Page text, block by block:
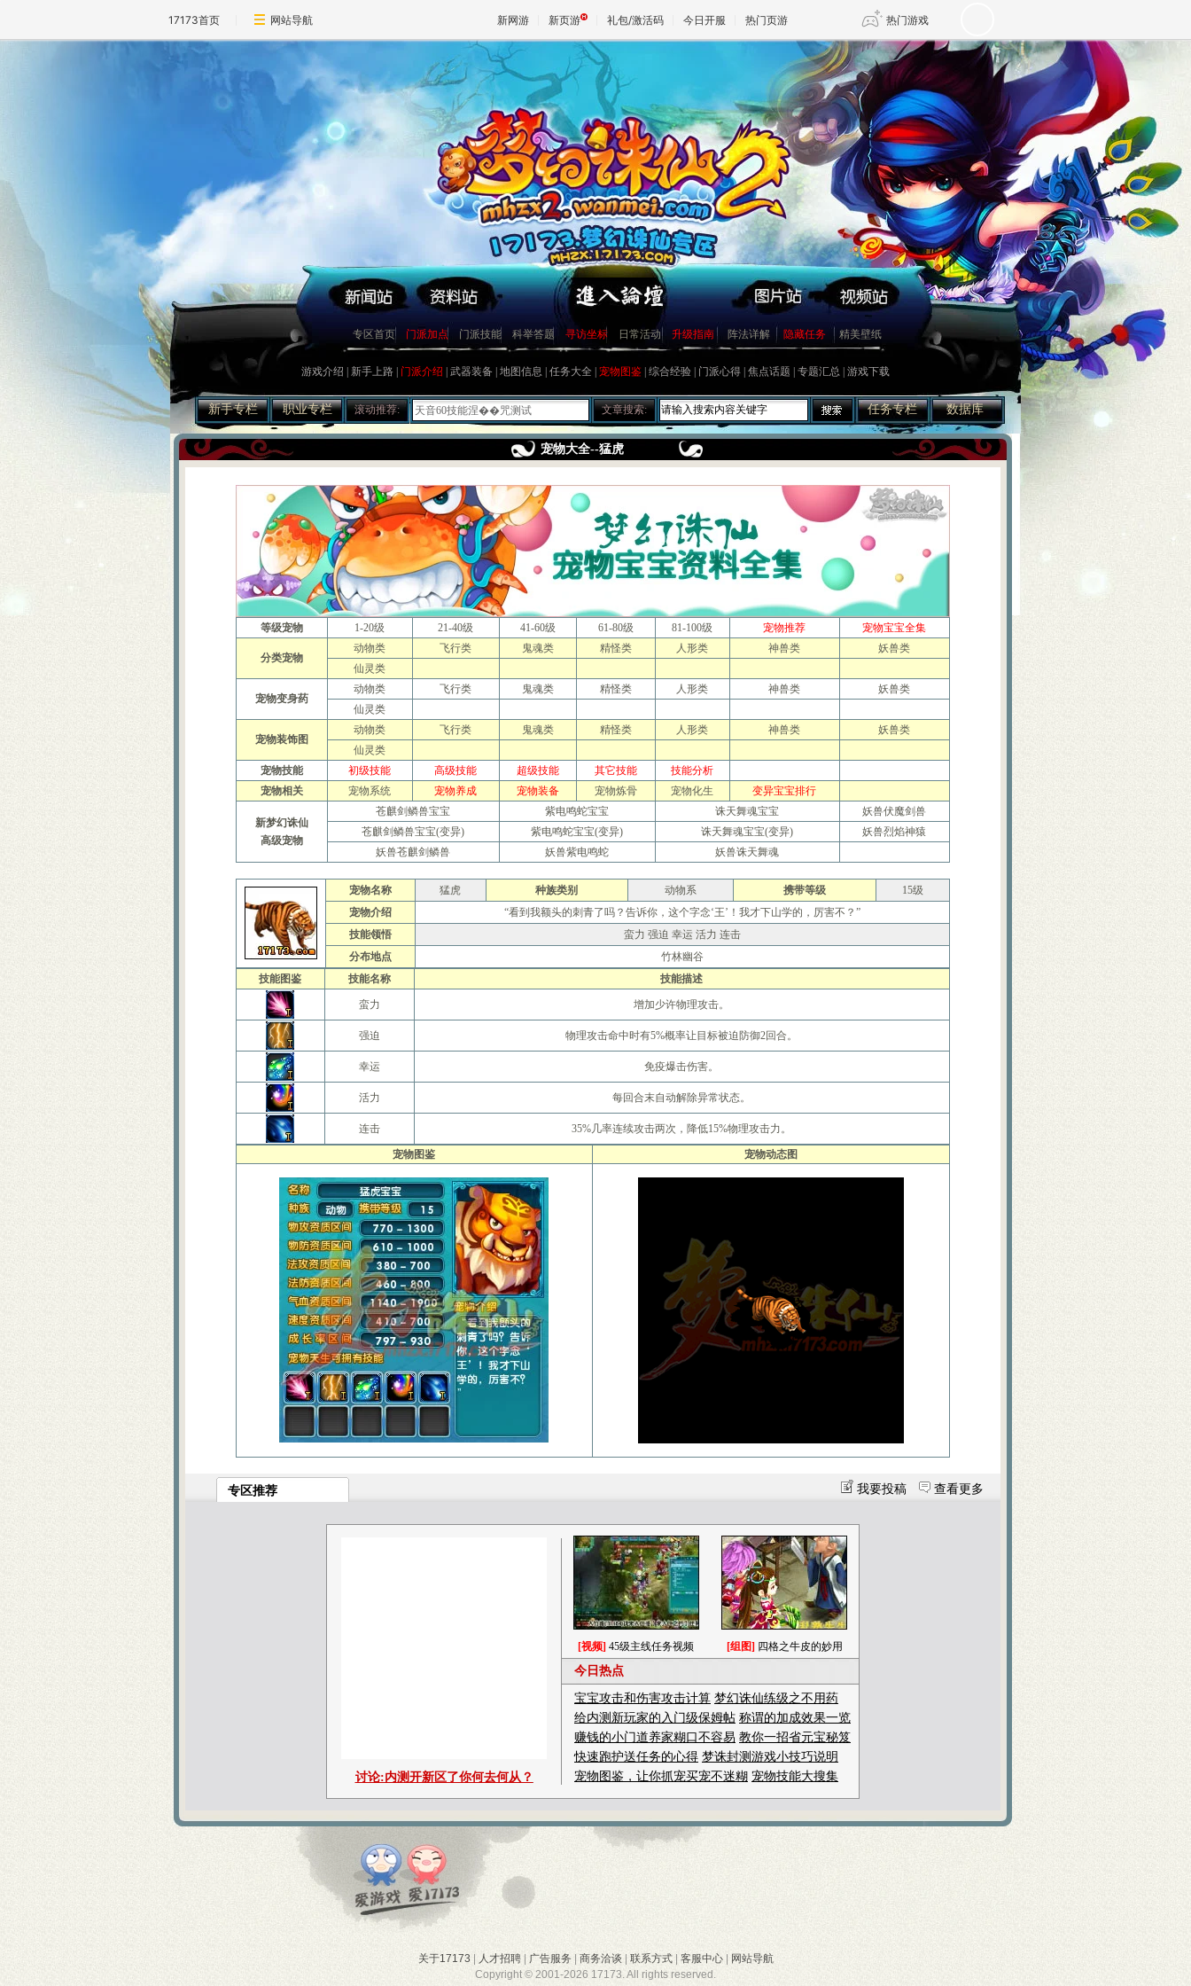
17173首页 网站导航 新网游 新页游 礼包/激活码 今日开服 热门页游 热门游戏
魔兽 DNF 传奇4
天堂 剑网3旗舰版 新天龙八部
王权与自由 诛仙世界 仙剑世界
专区首页 门派加点 门派技能 科举答题 寻访坐标 日常活动 升级指南 阵法详解 隐藏任务 精美壁纸
游戏介绍 新手上路 门派介绍 武器装备 地图信息 任务大全 宠物图鉴 综合经验 门派心得 焦点话题 专题汇总 游戏下载
新手专栏 职业专栏 滚动推荐:
镇妖抓鬼心得打法及要点
史上最牛宠物宝宝资料大全
如何获得幼年菜刀兔宝宝[最新]
[寂寞姐]教你平民赚钱心得
圣巫抓鬼心得 封怪顺序很重要
天音60技能涅��咒测试
合理使用收费道具(修炼丹)
关于BB化资质化悟性
赚钱大秘籍 不贱不商，无奸不商
梦幻诛仙称谓属性汇总及获得方法
关于25级隐藏任务 黑心老人
新区冲级攻略 玩家必看
关于天音寺的一点小提示
宝宝攻击和伤害攻击计算
梦幻诛仙练级之不用药
给内测新玩家的入门级保姆帖
梦幻诛仙称谓的加成效果一览
梦诛搞笑四格之一晕机事件
赚钱的小门道 养家糊口不容易
吃不起药？教你一招省元宝秘笈
关于如何快速跑护送任务的心得
宠物图鉴，让你抓宠买宠不迷糊
宠物技能大搜集，封测BB技能
关于化生，和启灵（迷信说法）
世界排名第一六技能宠物的打造
宠物技能详细介绍文字版
教加入帮派可以学到的技能！
教你挑选出最有价值的宝宝
如何提高宝宝技能的领悟几率
排名第一的极品A宠打造及诞生
6大门派装备及BB的选择
分析：用导标棋做挖宝任务赚钱
镇妖抓鬼心得打法及要点
史上最牛宠物宝宝资料大全
关于公测后物价的一些猜想
合理使用收费道具(修炼丹)
赚钱大秘籍 不贱不商，无奸不商
人物侠义值的获得途径和用途介绍
新区冲级攻略 玩家必看
宝宝攻击和伤害攻击计算
梦幻诛仙练级之不用药
给内测新玩家的入门级保姆帖
梦幻诛仙称谓的加成效果一览
梦诛搞笑四格之一晕机事件
赚钱的小门道 养家糊口不容易
吃不起药？教你一招省元宝秘笈
关于如何快速跑护送任务的心得
梦幻诛仙封测游戏小技巧说明
宠物图鉴，让你抓宠买宠不迷糊
宠物技能大搜集，封测BB技能
55变异凶灵化生现场实录
关于化生，和启灵（迷信说法）
寻访任务NPC图片资料
世界排名第一六技能宠物的打造
宠物技能详细介绍文字版
教加入帮派可以学到的技能！
教你挑选出最有价值的宝宝
如何提高宝宝技能的领悟几率
文章搜索: 任务专栏 数据库
宠物大全--猛虎
等级宠物 1-20级 21-40级 41-60级 61-80级 81-100级 宠物推荐 宠物宝宝全集
分类宠物
动物类 飞行类 鬼魂类 精怪类 人形类 神兽类
妖兽类
仙灵类
宠物变身药
动物类 飞行类 鬼魂类 精怪类 人形类 神兽类
妖兽类
仙灵类
宠物装饰图
动物类 飞行类 鬼魂类 精怪类 人形类 神兽类
妖兽类
仙灵类
宠物技能
初级技能 高级技能 超级技能 其它技能
技能分析
宠物相关
宠物系统 宠物养成 宠物装备 宠物炼骨 宠物化生 变异宝宝排行
新梦幻诛仙
高级宠物
苍麒剑鳞兽宝宝 紫电鸣蛇宝宝 诛天舞魂宝宝
妖兽伏魔剑兽
苍麒剑鳞兽宝宝(变异)
紫电鸣蛇宝宝(变异) 诛天舞魂宝宝(变异)
妖兽烈焰神猿
妖兽苍麒剑鳞兽
妖兽紫电鸣蛇 妖兽诛天舞魂
宠物名称 猛虎 种族类别 动物系 携带等级
15级
宠物介绍
“看到我额头的刺青了吗？告诉你，这个字念‘王’！我才下山学的，厉害不？”
技能领悟
蛮力 强迫 幸运 活力 连击
分布地点
竹林幽谷
技能图鉴
技能名称 技能描述
蛮力 增加少许物理攻击。
强迫 物理攻击命中时有5%概率让目标被迫防御2回合。
幸运 免疫爆击伤害。
活力 每回合末自动解除异常状态。
连击 35%几率连续攻击两次，降低15%物理攻击力。
宠物图鉴 宠物动态图
关于17173 人才招聘| 广告服务 商务洽谈| 联系方式| 客服中心|
网站导航
Copyright © 2001-2026 17173. All rights reserved.